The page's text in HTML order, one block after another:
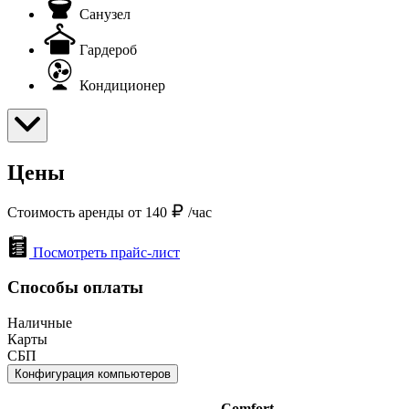
Санузел
Гардероб
Кондиционер
Цены
Стоимость аренды от 140 /час
Посмотреть прайс-лист
Способы оплаты
Наличные
Карты
СБП
Конфигурация компьютеров